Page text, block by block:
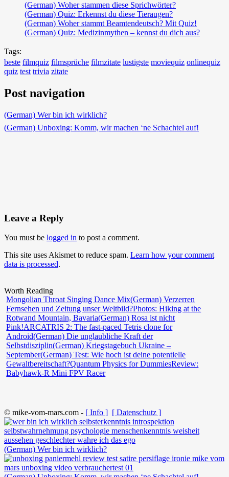
(German) Woher stammen diese Sprichwörter?
(German) Quiz: Erkennst du diese Tieraugen?
(German) Woher stammt Beamtendeutsch? Mit Quiz!
(German) Quiz: Medizinmythen – kennst du dich aus?
Tags:
beste filmquiz filmsprüche filmzitate lustigste moviequiz onlinequiz
quiz test trivia zitate
Post navigation
(German) Wer bin ich wirklich?
(German) Unboxing: Komm, wir machen ‘ne Schachtel auf!
Leave a Reply
You must be logged in to post a comment.
This site uses Akismet to reduce spam. Learn how your comment
data is processed.
Worth Reading
Mongolian Throat Singing Dance Mix(German) Verzerren
Fernsehen und Zeitung unser Weltbild?Photos: Hiking at the
Rotwand Mountain, Bavaria(German) Rosa ist nicht
Pink!ARCATRIS 2: The fast-paced Tetris clone for
Android(German) Die unglaubliche Kraft der
Selbstdisziplin(German) Kriegstagebuch Ukraine –
September(German) Test: Wie hoch ist deine potentielle
Gewaltbereitschaft?Quantum Physics for DummiesReview:
Babyhawk-R Mini FPV Racer
© mike-vom-mars.com - [ Info ] [ Datenschutz ]
(German) Wer bin ich wirklich?